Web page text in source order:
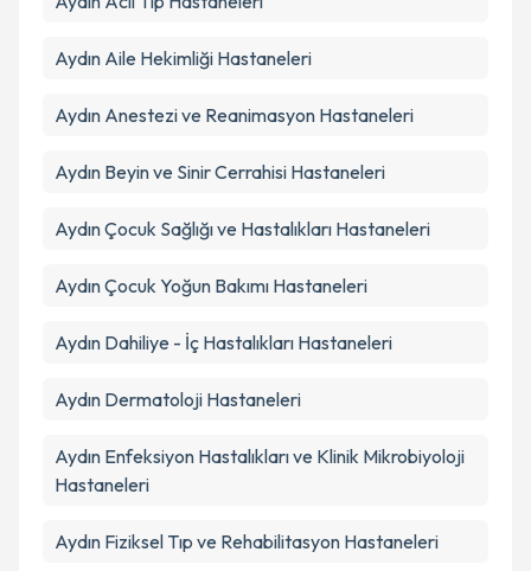
Aydın Aile Hekimliği Hastaneleri
Aydın Anestezi ve Reanimasyon Hastaneleri
Aydın Beyin ve Sinir Cerrahisi Hastaneleri
AydınÇocuk Sağlığı ve Hastalıkları Hastaneleri
AydınÇocuk Yoğun Bakımı Hastaneleri
Aydın Dahiliye - İç Hastalıkları Hastaneleri
Aydın Dermatoloji Hastaneleri
Aydın Enfeksiyon Hastalıkları ve Klinik Mikrobiyoloji
Hastaneleri
Aydın Fiziksel Tıp ve Rehabilitasyon Hastaneleri